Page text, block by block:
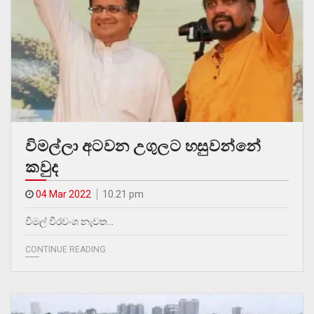
විමල්ලා අටවන උගුලට හසුවන්නේ
කවුද
04 Mar 2022 10.21 pm
විමල් වීරවංශ නැවත…
CONTINUE READING